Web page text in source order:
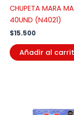
CHUPETA MARA
40UND (N4021)
$15.500
Añadir al